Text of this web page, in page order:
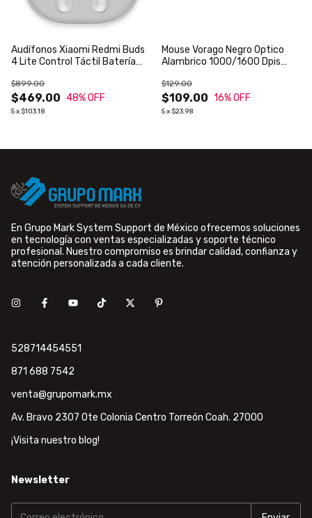
Audífonos Xiaomi Redmi Buds
4 Lite Control Táctil Batería
$469.00
$899.00
48% OFF
5x $103.18
Mouse Vorago Negro Optico
Alambrico 1000/1600 Dpis
$109.00
$129.00
16% OFF
5x $23.98
En Grupo Mark System Support de México ofrecemos soluciones
en tecnología con ventas especializadas y soporte técnico
profesional. Nuestro compromiso es brindar calidad, confianza y
atención personalizada a cada cliente.
528714454551
871 688 7542
venta@grupomark.mx
Av. Bravo 2307 Ote Colonia Centro Torreón Coah. 27000
¡Visita nuestro blog!
Newsletter